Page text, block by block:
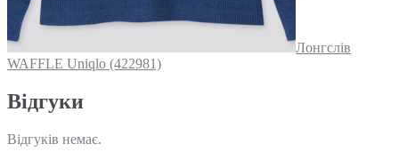
Лонгслів
WAFFLE Uniqlo (422981)
Відгуки
Відгуків немає.